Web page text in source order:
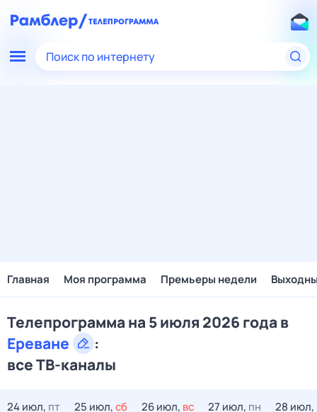
Поиск по интернету
Главная Моя программа Премьеры недели
Телепрограмма на 5 июля 2026 года в
Ереване
:
все ТВ-каналы
24 июл, пт 25 июл,сб 26 июл, вс 27 июл, пн 28 июл,